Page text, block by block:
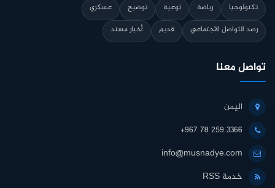
تكنولوجيا
رياضة توعية توضيح
عسكري
رصد التواصل الاجتماعي
قديم أخبار مسند
تواصل معنا
اليمن
+967 78 259 3366
info@musnadye.com
خدمة RSS